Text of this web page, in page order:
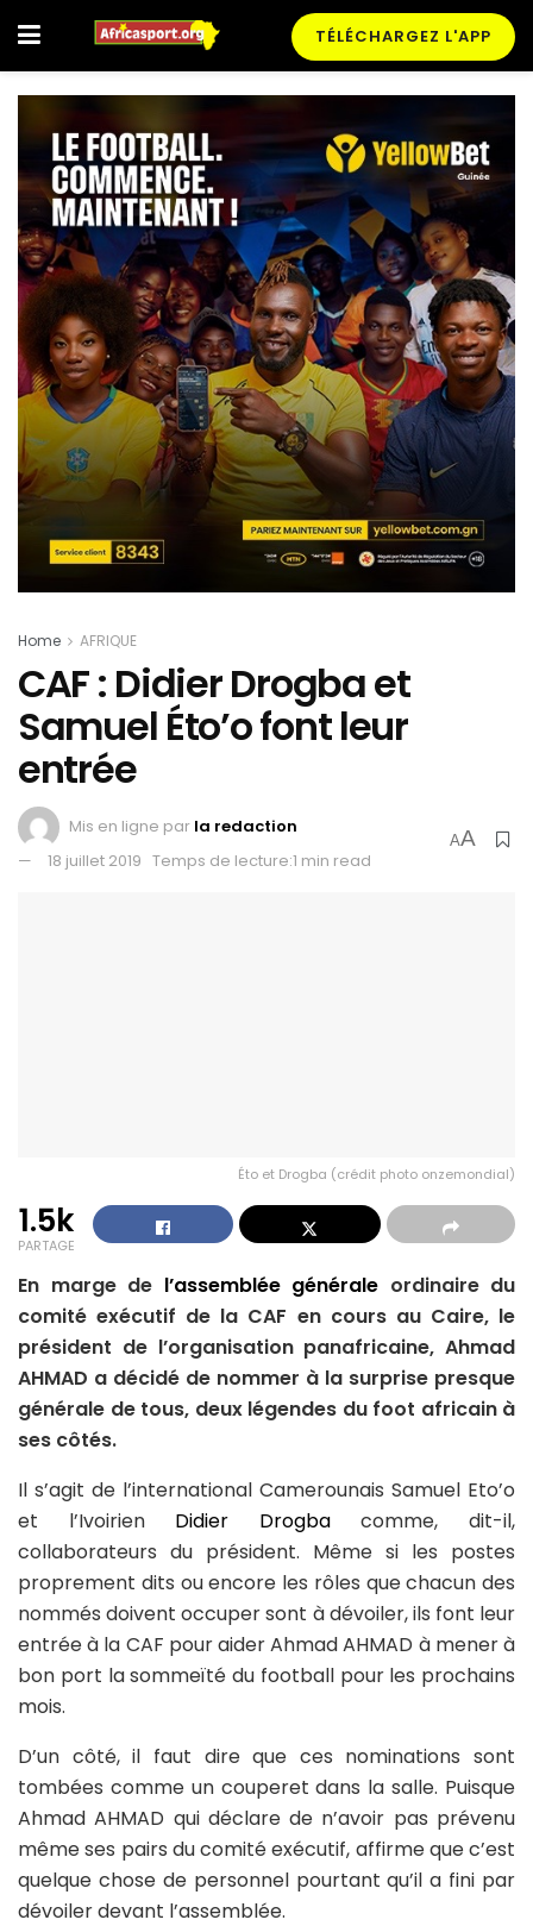
TÉLÉCHARGEZ L'APP
Home AFRIQUE
CAF : Didier Drogba et
Samuel Éto’o font leur
entrée
Mis en ligne par la redaction
18 juillet 2019 Temps de lecture:1 min read
AA
Éto et Drogba (crédit photo onzemondial)
1.5k
PARTAGE
En marge de l’assemblée générale ordinaire du
comité exécutif de la CAF en cours au Caire, le
président de l’organisation panafricaine, Ahmad
AHMAD a décidé de nommer à la surprise presque
générale de tous, deux légendes du foot africain à
ses côtés.
Il s’agit de l’international Camerounais Samuel Eto’o
et l’Ivoirien Didier Drogbacomme, dit-il,
collaborateurs du président. Même si les postes
proprement dits ou encore les rôles que chacun des
nommés doivent occuper sont à dévoiler, ils font leur
entrée à la CAF pour aider Ahmad AHMAD à mener à
bon port la sommeïté du football pour les prochains
mois.
D’un côté, il faut dire que ces nominations sont
tombées comme un couperet dans la salle. Puisque
Ahmad AHMAD qui déclare de n’avoir pas prévenu
même ses pairs du comité exécutif, affirme que c’est
quelque chose de personnel pourtant qu’il a fini par
dévoiler devant l’assemblée.